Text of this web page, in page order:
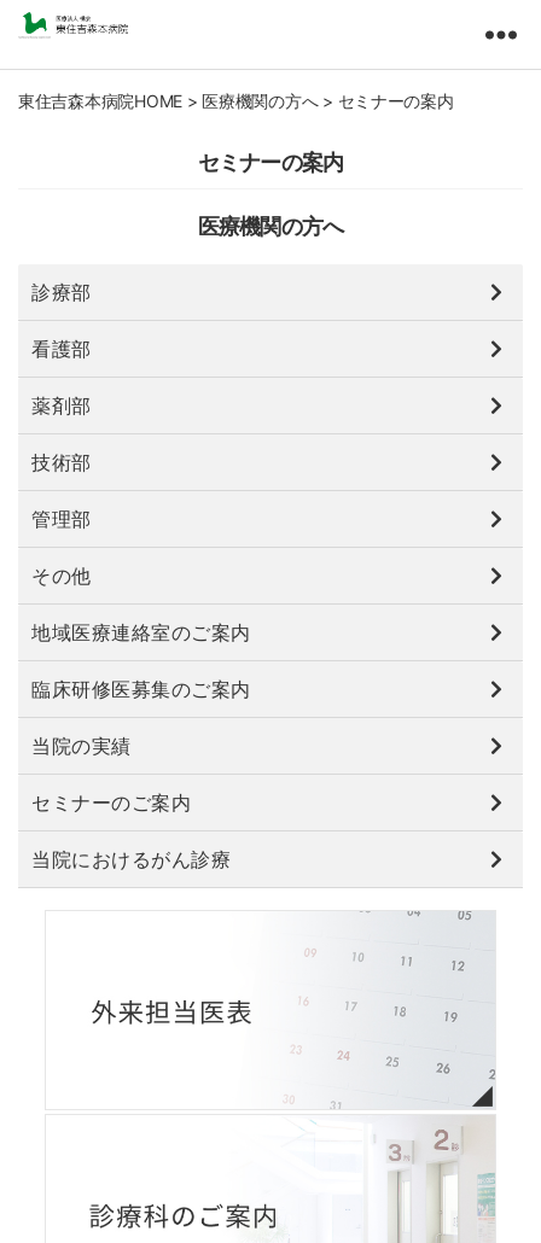
住
吉
法
人
橘
東住吉森本病院HOME > 医療機関の方へ > セミナーの案内
医療機関の方へ
診療部
看護部
薬剤部
技術部
管理部
その他
地域医療連絡室のご案内
臨床研修医募集のご案内
当院の実績
セミナーのご案内
当院におけるがん診療
セミナーの案内